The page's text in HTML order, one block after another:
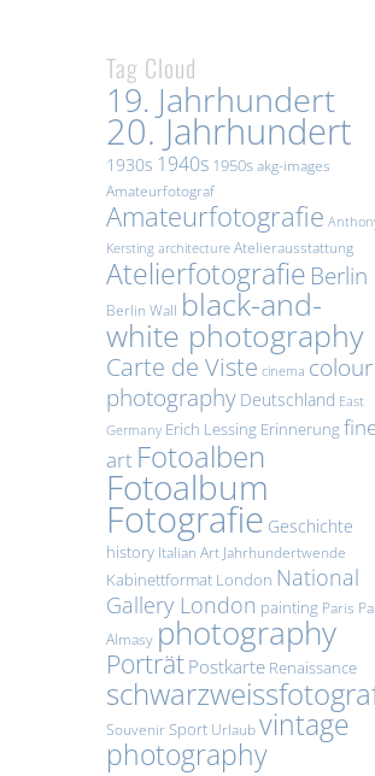
Tag Cloud
19. Jahrhundert
20. Jahrhundert
1930s 1940s 1950s akg-images
Amateurfotograf
Amateurfotografie
Kersting architecture Atelierausstattung
Atelierfotografie Berlin
Berlin Wall black-and-
white photography
Carte de Viste cinema colour
photography Deutschland East
Germany Erich Lessing Erinnerung
art Fotoalben
Fotoalbum
Fotografie Geschichte
history Italian Art Jahrhundertwende
Kabinettformat London National
Gallery London painting Paris
Almasy photography
Porträt Postkarte Renaissance
Souvenir Sport Urlaub vintage
photography